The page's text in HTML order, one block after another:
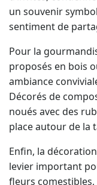
sentiment de
Pour la
proposés en bois
ambiance
Décorés de
noués avec des
place autour de la
Enfin, la
levier important
fleurs
naturels aux